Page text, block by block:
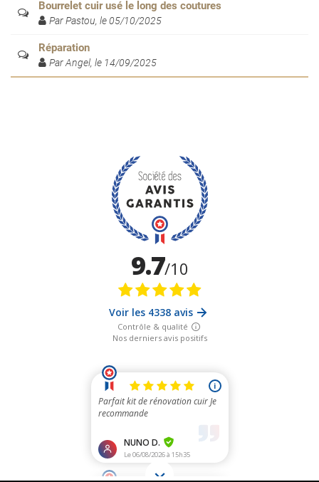
Bourrelet cuir usé le long des coutures
Par Pastou, le 05/10/2025
Réparation
Par Angel, le 14/09/2025